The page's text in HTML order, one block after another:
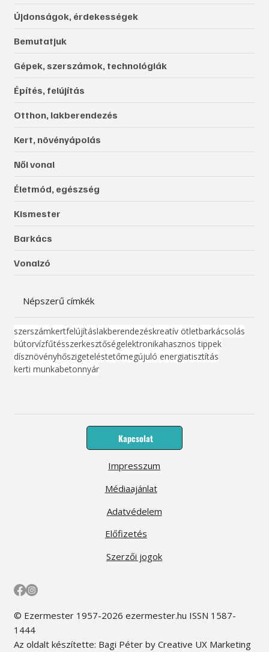
Újdonságok, érdekességek
Bemutatjuk
Gépek, szerszámok, technológiák
Építés, felújítás
Otthon, lakberendezés
Kert, növényápolás
Női vonal
Életmód, egészség
Kismester
Barkács
Vonalzó
Népszerű címkék
szerszámkertfelújításlakberendezéskreatív ötletbarkácsolás
bútorvízfűtésszerkesztőségelektronikahasznos tippek
dísznövényhőszigeteléstetőmegújuló energiatisztítás
kerti munkabetonnyár
Kapcsolat
Médiaajánlat
Előfizetés
Impresszum
Adatvédelem
Szerzői jogok
© Ezermester 1957-2026 ezermester.hu ISSN 1587-
1444
Az oldalt készítette: Bagi Péter by Creative UX Marketing